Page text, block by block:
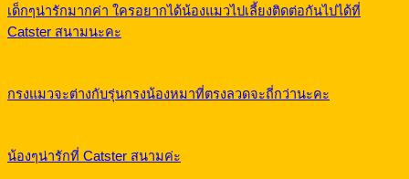
เด็กๆน่ารักมากค่า ใครอยากได้น้องแมวไปเลี้ยงติดต่อกันไปได้ที่
Catster สนามนะคะ
กรงแมวจะต่างกับรุ่นกรงน้องหมาที่ตรงลวดจะถี่กว่านะคะ
น้องๆน่ารักที่ Catster สนามค่ะ